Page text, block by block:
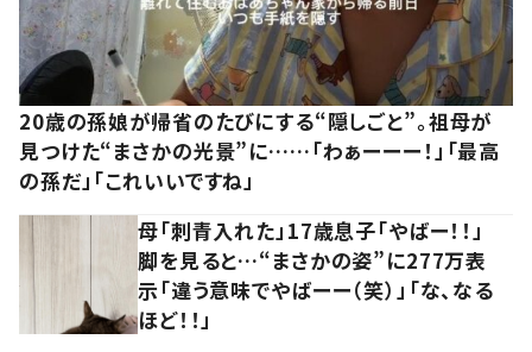
20歳の孫娘が帰省のたびにする“隠しごと”。祖母が
見つけた“まさかの光景”に……「わぁーーー！」「最高
の孫だ」「これいいですね」
母「刺青入れた」17歳息子「やばー！！」
脚を見ると…“まさかの姿”に277万表
示「違う意味でやばーー（笑）」「な、なる
ほど！！」